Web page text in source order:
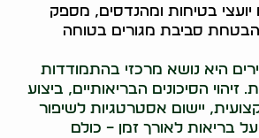
בטיחות ומהנדסים, מספק
סביבת מגורים בטוחה
היא נושא מרכזי בהתמודדות
זיהוי הסיכונים הבריאותיים, ביצוע
יישום אסטרטגיות לשיפור
בריאות לאורך זמן – כולם